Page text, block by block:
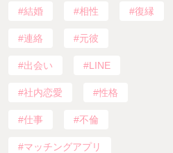
結婚 相性 復縁
連絡 元彼
出会い LINE
社内恋愛 性格
仕事 不倫
マッチングアプリ